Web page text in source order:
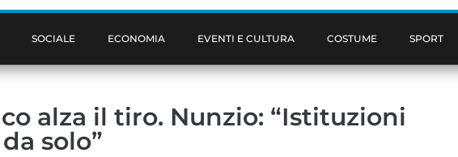
SOCIALE ECONOMIA EVENTI E CULTURA COSTUME SPORT
alza il tiro. Nunzio: “Istituzioni
solo”